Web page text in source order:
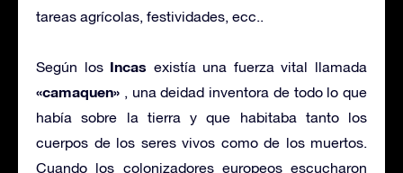
tareas agrícolas, festividades, ecc..
Según los Incas existía una fuerza vital llamada
«camaquen» , una deidad inventora de todo lo que
había sobre la tierra y que habitaba tanto los
cuerpos de los seres vivos como de los muertos.
Cuando los colonizadores europeos escucharon